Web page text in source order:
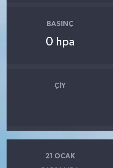
BASINÇ
0 hpa
ÇIY
21 OCAK